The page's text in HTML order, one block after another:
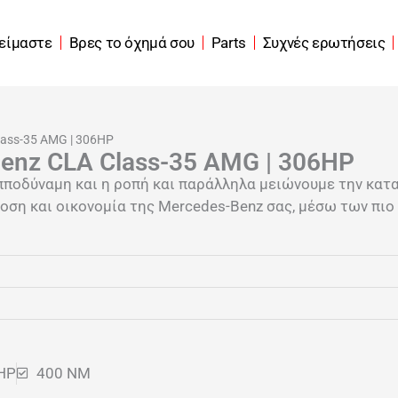
Βρες το όχημά σου Parts Συχνές ερωτήσεις
35 AMG | 306HP
CLA Class-35 AMG | 306HP
και η ροπή και παράλληλα μειώνουμε την
και οικονομία της Mercedes-Benz σας, μέσω των
400 NM